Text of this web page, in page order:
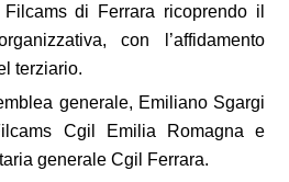
di Ferrara ricoprendo il
con l’affidamento
terziario.
generale, Emiliano Sgargi
Cgil Emilia Romagna e
generale Cgil Ferrara.